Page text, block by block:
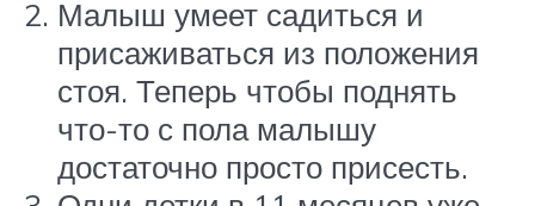
Малыш умеет садиться и
присаживаться из положения
стоя. Теперь чтобы поднять
что-то с пола малышу
достаточно просто присесть.